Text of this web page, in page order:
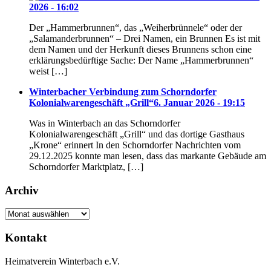
2026 - 16:02
Der „Hammerbrunnen“, das „Weiherbrünnele“ oder der
„Salamanderbrunnen“ – Drei Namen, ein Brunnen Es ist mit
dem Namen und der Herkunft dieses Brunnens schon eine
erklärungsbedürftige Sache: Der Name „Hammerbrunnen“
weist […]
Winterbacher Verbindung zum Schorndorfer
Kolonialwarengeschäft „Grill“6. Januar 2026 - 19:15
Was in Winterbach an das Schorndorfer
Kolonialwarengeschäft „Grill“ und das dortige Gasthaus
„Krone“ erinnert In den Schorndorfer Nachrichten vom
29.12.2025 konnte man lesen, dass das markante Gebäude am
Schorndorfer Marktplatz, […]
Archiv
Archiv
Kontakt
Heimatverein Winterbach e.V.